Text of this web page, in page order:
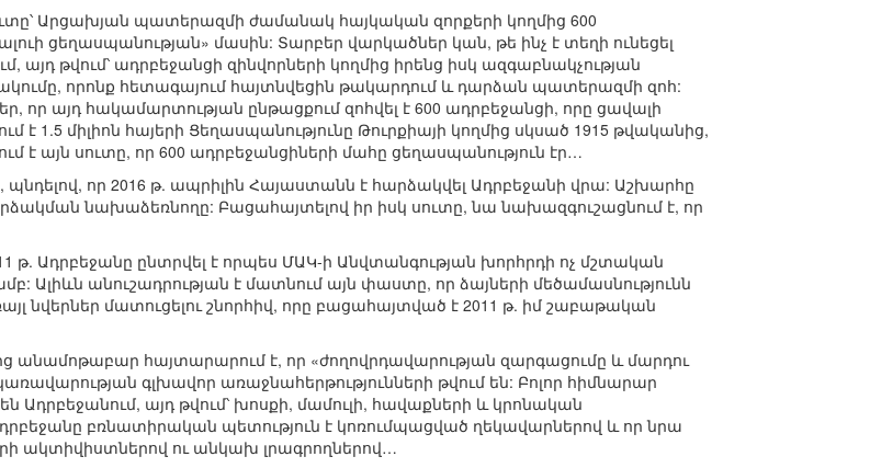
Արցախյան պատերազմի ժամանակ հայկական զորքերի կողմից 600
ցեղասպանության» մասին: Տարբեր վարկածներ կան, թե ինչ է տեղի ունեցել
այդ թվում՝ ադրբեջանցի զինվորների կողմից իրենց իսկ ազգաբնակչության
որոնք հետագայում հայտնվեցին թակարդում և դարձան պատերազմի զոհ:
որ այդ հակամարտության ընթացքում զոհվել է 600 ադրբեջանցի, որը ցավալի
1.5 միլիոն հայերի Ցեղասպանությունը Թուրքիայի կողմից սկսած 1915 թվականից,
է այն սուտը, որ 600 ադրբեջանցիների մահը ցեղասպանություն էր…
պնդելով, որ 2016 թ. ապրիլին Հայաստանն է հարձակվել Ադրբեջանի վրա: Աշխարհը
նախաձեռնողը: Բացահայտելով իր իսկ սուտը, նա նախազգուշացնում է, որ
թ. Ադրբեջանը ընտրվել է որպես ՄԱԿ-ի Անվտանգության խորհրդի ոչ մշտական
Ալիևն անուշադրության է մատնում այն փաստը, որ ձայների մեծամասնությունն
նվերներ մատուցելու շնորհիվ, որը բացահայտված է 2011 թ. իմ շաբաթական
հայտարարում է, որ «ժողովրդավարության զարգացումը և մարդու
գլխավոր առաջնահերթությունների թվում են: Բոլոր հիմնարար
Ադրբեջանում, այդ թվում՝ խոսքի, մամուլի, հավաքների և կրոնական
բռնատիրական պետություն է կոռումպացված ղեկավարներով և որ նրա
ակտիվիստներով ու անկախ լրագրողներով…